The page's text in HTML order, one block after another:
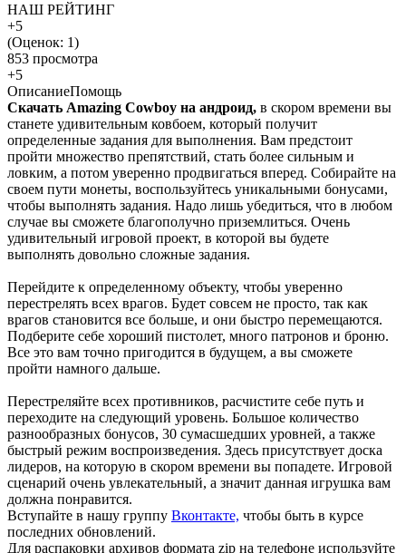
НАШ РЕЙТИНГ
+5
(Оценок: 1)
853 просмотра
+5
ОписаниеПомощь
Скачать Amazing Cowboy на андроид, в скором времени вы
станете удивительным ковбоем, который получит
определенные задания для выполнения. Вам предстоит
пройти множество препятствий, стать более сильным и
ловким, а потом уверенно продвигаться вперед. Собирайте на
своем пути монеты, воспользуйтесь уникальными бонусами,
чтобы выполнять задания. Надо лишь убедиться, что в любом
случае вы сможете благополучно приземлиться. Очень
удивительный игровой проект, в которой вы будете
выполнять довольно сложные задания.
Перейдите к определенному объекту, чтобы уверенно
перестрелять всех врагов. Будет совсем не просто, так как
врагов становится все больше, и они быстро перемещаются.
Подберите себе хороший пистолет, много патронов и броню.
Все это вам точно пригодится в будущем, а вы сможете
пройти намного дальше.
Перестреляйте всех противников, расчистите себе путь и
переходите на следующий уровень. Большое количество
разнообразных бонусов, 30 сумасшедших уровней, а также
быстрый режим воспроизведения. Здесь присутствует доска
лидеров, на которую в скором времени вы попадете. Игровой
сценарий очень увлекательный, а значит данная игрушка вам
должна понравится.
Вступайте в нашу группу Вконтакте, чтобы быть в курсе
последних обновлений.
Для распаковки архивов формата zip на телефоне используйте